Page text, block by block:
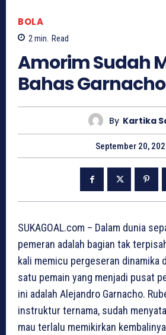
BOLA
2min. Read
Amorim Sudah
Bahas Garnacho
By Kartika
September 20,
SUKAGOAL.com – Dalam dunia
pemeran adalah bagian tak
kali memicu pergeseran dinamika
satu pemain yang menjadi pusat
ini adalah Alejandro Garnacho.
instruktur ternama, sudah
mau terlalu memikirkan